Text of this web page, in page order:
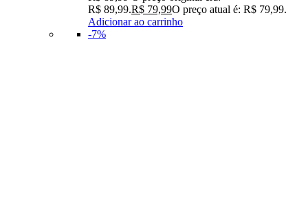
R$ 89,99.R$ 79,99O preço atual é: R$ 79,99.
Adicionar ao carrinho
-7%